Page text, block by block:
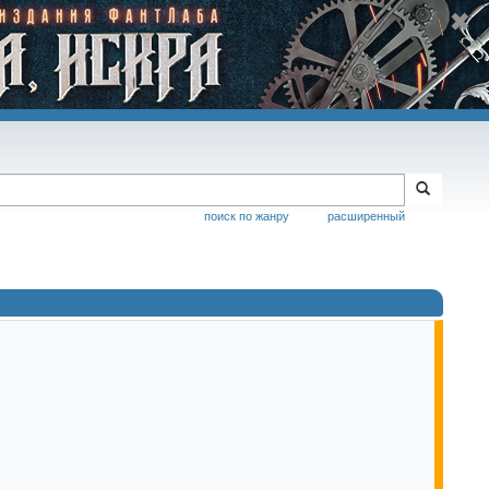
расширенный
поиск по жанру